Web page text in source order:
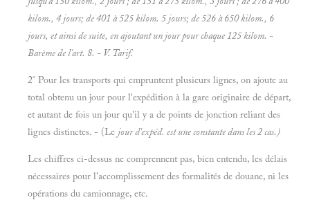
kilom., 4 jours; de 401 à 525 kilom. 5 jours; de 526 à 650 kilom., 6
jours, et ainsi de suite, en ajoutant un jour pour chaque 125 kilom. -
Barème de l'art. 8. - V.Tarif.
2° Pour les transports qui empruntent plusieurs lignes, on ajoute au
total obtenu un jour pour l'expédition à la gare originaire de départ,
et autant de fois un jour qu'il y a de points de jonction reliant des
lignes distinctes. - (Le jour d'expéd. est une constante dans les 2 cas.)
Les chiffres ci-dessus ne comprennent pas, bien entendu, les délais
nécessaires pour l'accomplissement des formalités de douane, ni les
opérations du camionnage, etc.